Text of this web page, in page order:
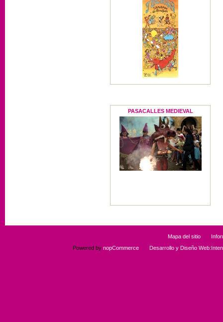
PASACALLES MEDIEVAL
Mapa del sitio
Powered by nopCommerce Desarrollo y Diseño